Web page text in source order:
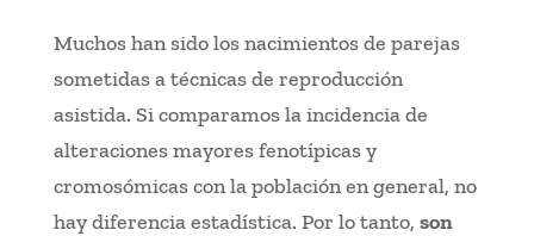
Muchos han sido los nacimientos de parejas
sometidas a técnicas de reproducción
asistida. Si comparamos la incidencia de
alteraciones mayores fenotípicas y
cromosómicas con la población en general, no
hay diferencia estadística. Por lo tanto, son